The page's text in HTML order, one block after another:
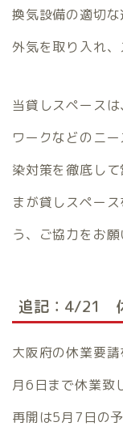
換気設備の適切
外気を取り入れ、
当貸しスペース
ワークなどのニ
染対策を徹底し
まが貸しスペー
う、ご協力をお願
追記：4/21
大阪府の休業要
月6日まで休業致
再開は5月7日の